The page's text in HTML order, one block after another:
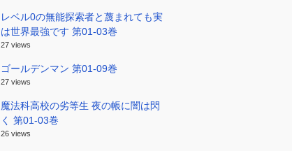
レベル0の無能探索者と蔑まれても実
は世界最強です 第01-03巻
27 views
ゴールデンマン 第01-09巻
27 views
魔法科高校の劣等生 夜の帳に闇は閃
く 第01-03巻
26 views